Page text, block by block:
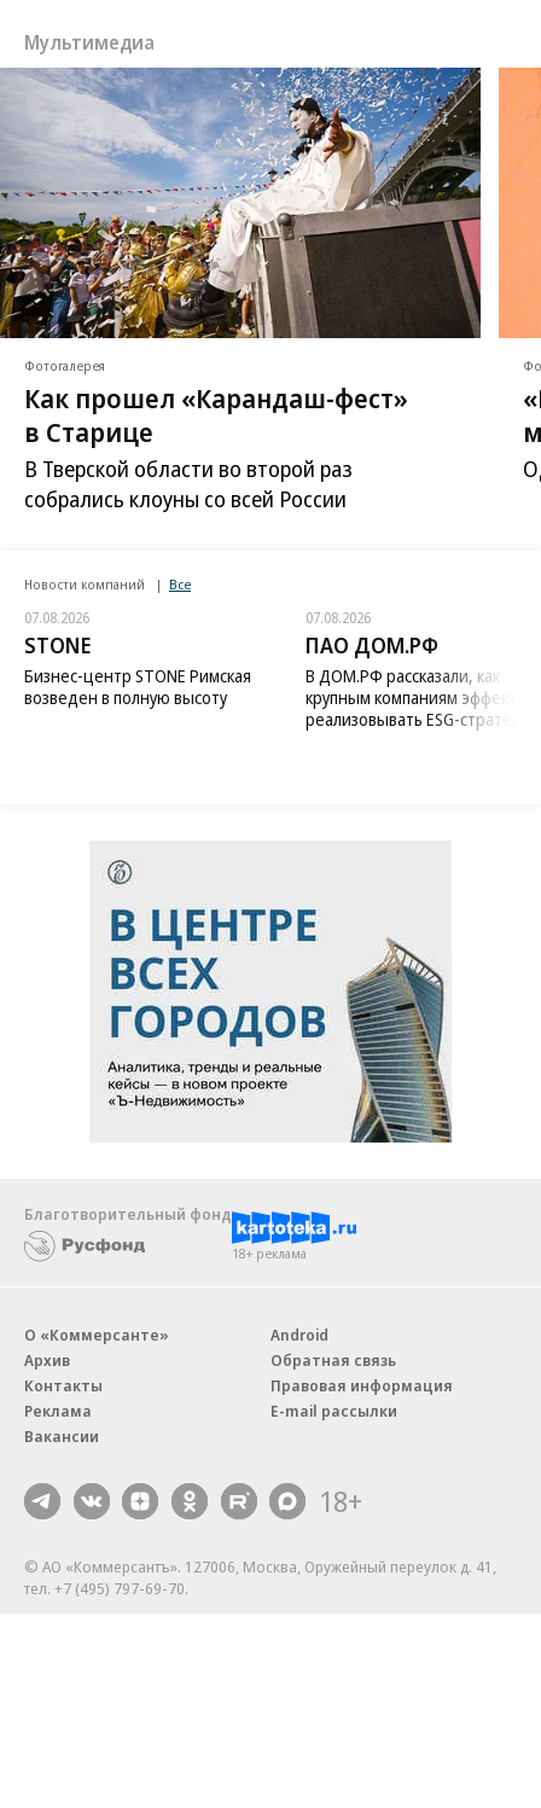
регулярно вызывали в первый отдел института
(подразделение, входившее в систему КГБ)
Фото: Юрий Феклистов / Фотоархив журнала «Огонёк» /
Коммерсантъ
Мультимедиа
Фотогалерея
Как прошел «Карандаш-фест»
в Старице
В Тверской области во второй раз
собрались клоуны со всей России
Новости компаний Все
07.08.2026
STONE
Бизнес-центр STONE Римская
возведен в полную высоту
07.08.2026
ПАО ДОМ.РФ
В ДОМ.РФ рассказали, как
крупным компаниям
реализовывать ESG-стратегию
Благотворительный фонд
18+ реклама
О «Коммерсанте»
Архив
Контакты
Реклама
Вакансии
Android
Обратная связь
Правовая информация
E-mail рассылки
18+
© АО «Коммерсантъ». 127006, Москва, Оружейный переулок д. 41,
тел. +7 (495) 797-69-70.